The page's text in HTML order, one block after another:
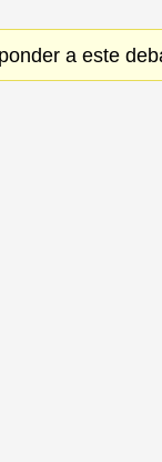
a este